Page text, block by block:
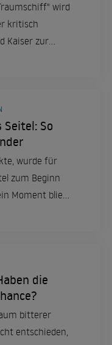
wird
kritisch
Kaiser zur
Seitel: So
wurde für
zum Beginn
Moment blieb
die
bitterer
entschieden,